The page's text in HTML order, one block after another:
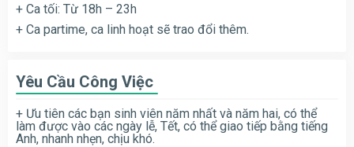
+ Ca tối: Từ 18h – 23h
+ Ca partime, ca linh hoạt sẽ trao đổi thêm.
Yêu Cầu Công Việc
+ Ưu tiên các bạn sinh viên năm nhất và năm hai, có thể
làm được vào các ngày lễ, Tết, có thể giao tiếp bằng tiếng
Anh, nhanh nhẹn, chịu khó.